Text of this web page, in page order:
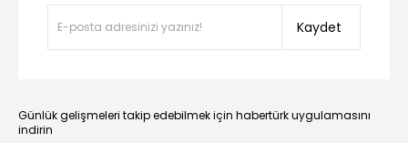
Kaydet
Günlük gelişmeleri takip edebilmek için habertürk uygulamasını
indirin